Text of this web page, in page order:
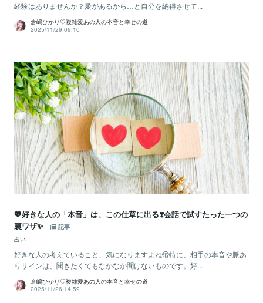
経験はありませんか？愛があるから…と自分を納得させて...
倉嶋ひかり♡複雑愛あの人の本音と幸せの道
2025/11/29 09:10
💖好きな人の「本音」は、この仕草に出る❣️会話で試すたった一つの
裏ワザ✨
記事
占い
好きな人の考えていること、気になりますよね🫣特に、相手の本音や脈あ
りサインは、聞きたくてもなかなか聞けないものです。好...
倉嶋ひかり♡複雑愛あの人の本音と幸せの道
2025/11/26 14:59